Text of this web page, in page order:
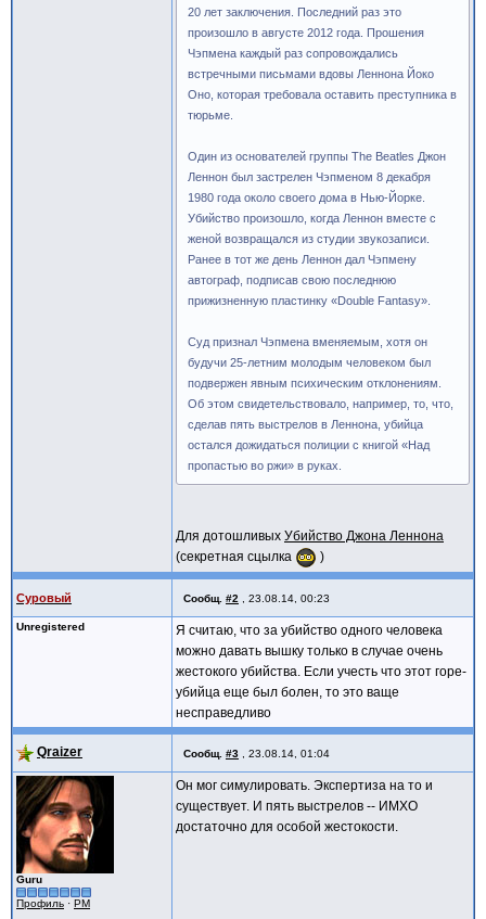
20 лет заключения. Последний раз это
произошло в августе 2012 года. Прошения
Чэпмена каждый раз сопровождались
встречными письмами вдовы Леннона Йоко
Оно, которая требовала оставить преступника в
тюрьме.
Один из основателей группы The Beatles Джон
Леннон был застрелен Чэпменом 8 декабря
1980 года около своего дома в Нью-Йорке.
Убийство произошло, когда Леннон вместе с
женой возвращался из студии звукозаписи.
Ранее в тот же день Леннон дал Чэпмену
автограф, подписав свою последнюю
прижизненную пластинку «Double Fantasy».
Суд признал Чэпмена вменяемым, хотя он
будучи 25-летним молодым человеком был
подвержен явным психическим отклонениям.
Об этом свидетельствовало, например, то, что,
сделав пять выстрелов в Леннона, убийца
остался дожидаться полиции с книгой «Над
пропастью во ржи» в руках.
Для дотошливых Убийство Джона Леннона
(секретная сцылка
)
Суровый Сообщ. #2 23.08.14, 00:23
Unregistered
Я считаю, что за убийство одного человека
можно давать вышку только в случае очень
жестокого убийства. Если учесть что этот горе-
убийца еще был болен, то это ваще
несправедливо
Qraizer Сообщ. #3 23.08.14, 01:04
Guru
Профиль · PM
Он мог симулировать. Экспертиза на то и
существует. И пять выстрелов -- ИМХО
достаточно для особой жестокости.